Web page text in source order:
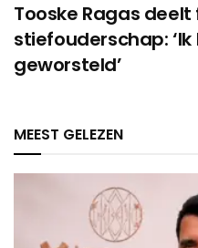
Tooske Ragas
stiefouderschap:
geworsteld’
MEEST GELEZEN